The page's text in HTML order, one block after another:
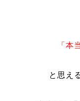
「本
と思え